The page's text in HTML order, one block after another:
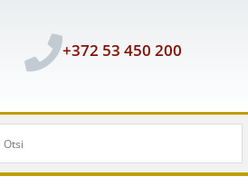
+372 53 450 200